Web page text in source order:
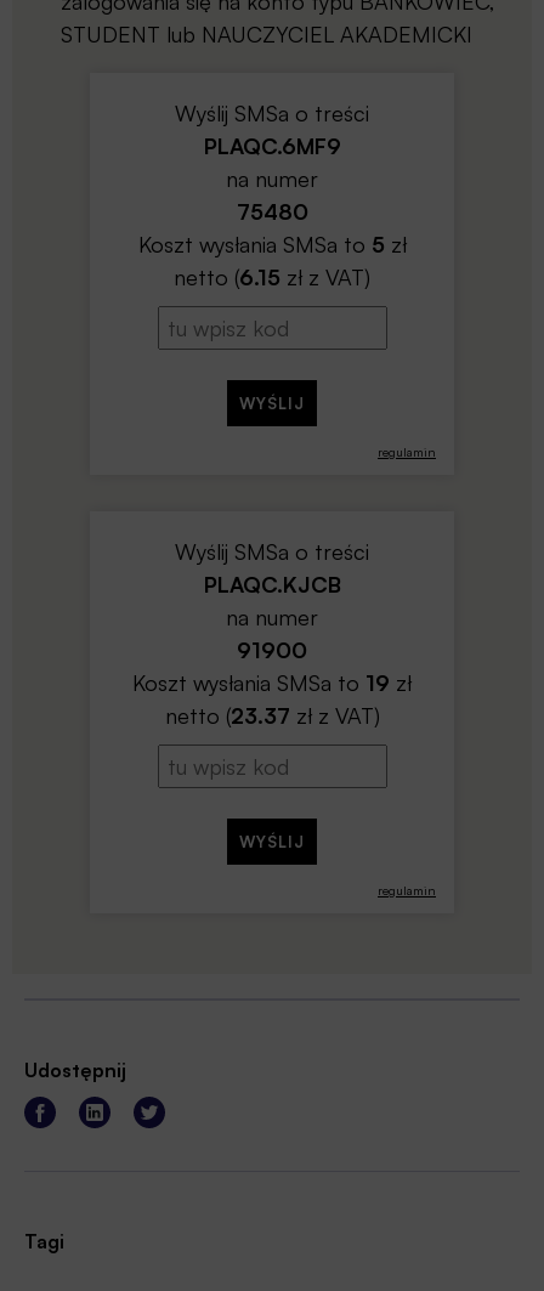
STUDENT lub NAUCZYCIEL AKADEMICKI
regulamin
Wyślij SMSa o treści
PLAQC.6MF9
na numer
75480
Koszt wysłania SMSa to 5 zł
netto (6.15 zł z VAT)
regulamin
Wyślij SMSa o treści
PLAQC.KJCB
na numer
91900
Koszt wysłania SMSa to 19 zł
netto (23.37 zł z VAT)
Udostępnij
Tagi